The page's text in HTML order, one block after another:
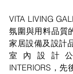
VITA LIVING
氛圍與用料品質
家居設備及設計
室內設計公
INTERIORS，